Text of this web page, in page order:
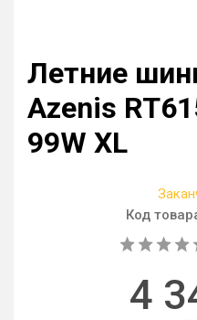
Летние
Azenis
99W XL
Код
4